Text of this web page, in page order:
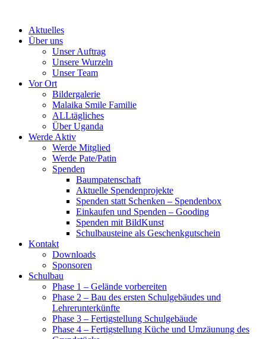
contentAktuelles
Über uns
Unser Auftrag
Unsere Wurzeln
Unser Team
Vor Ort
Bildergalerie
Malaika Smile Familie
ALLtägliches
Über Uganda
Werde Aktiv
Werde Mitglied
Werde Pate/Patin
Spenden
Baumpatenschaft
Aktuelle Spendenprojekte
Spenden statt Schenken – Spendenbox
Einkaufen und Spenden – Gooding
Spenden mit BildKunst
Schulbausteine als Geschenkgutschein
Kontakt
Downloads
Sponsoren
Schulbau
Phase 1 – Gelände vorbereiten
Phase 2 – Bau des ersten Schulgebäudes und
Lehrerunterkünfte
Phase 3 – Fertigstellung Schulgebäude
Phase 4 – Fertigstellung Küche und Umzäunung des